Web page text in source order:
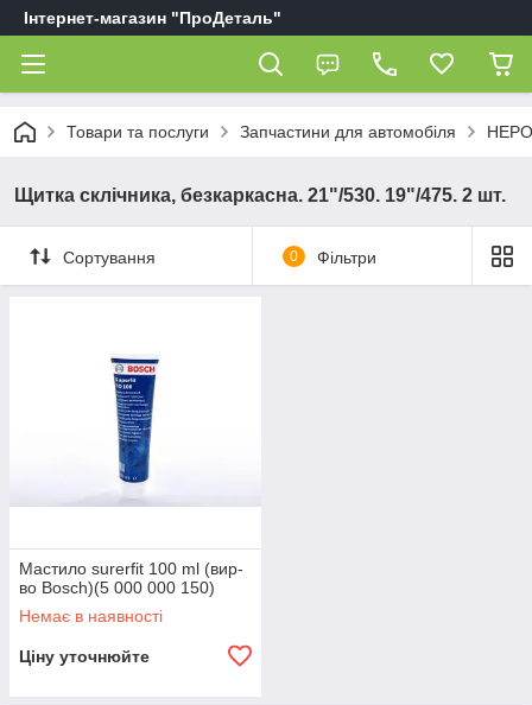
Інтернет-магазин "ПроДеталь"
Товари та послуги Запчастини для автомобіля
Щитка склічника, безкаркасна. 21"/530. 19"/475. 2 шт.
Сортування 0 Фільтри
Мастило surerfit 100 ml (вир-
во Bosch)(5 000 000 150)
Немає в наявності
Ціну уточнюйте